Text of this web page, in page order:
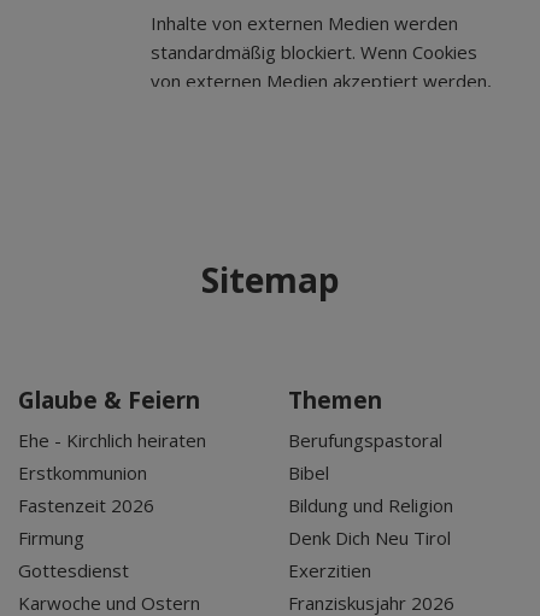
Inhalte von externen Medien werden
standardmäßig blockiert. Wenn Cookies
von externen Medien akzeptiert werden,
Sitemap
Glaube & Feiern
Ehe - Kirchlich heiraten
Erstkommunion
Fastenzeit 2026
Firmung
Gottesdienst
Karwoche und Ostern
Themen
Berufungspastoral
Bibel
Bildung und Religion
Denk Dich Neu Tirol
Exerzitien
Franziskusjahr 2026